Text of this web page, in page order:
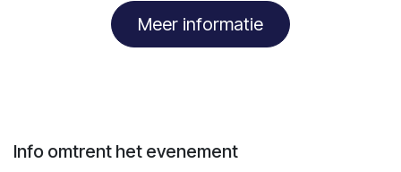
Meer informatie
Info omtrent het evenement